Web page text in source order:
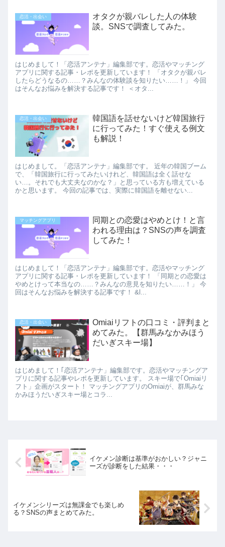
恋活・出会い
オタクが親バレした人の体験
談。SNSで調査してみた。
はじめまして！「恋活アンテナ」編集部です。恋活やマッチング
アプリに関する記事・レポを更新しています！ 「オタクが親バレ
したらどうなるの……？みんなの体験談を知りたい……！」 今回
はそんなお悩みを解決する記事です！ ＜オタ...
恋活・出会い
韓国語を話せないけど韓国旅行
に行ってみた！すぐ使える例文
も解説！
はじめまして。「恋活アンテナ」編集部です。 近年の韓国ブーム
で、「韓国旅行に行ってみたいけれど、韓国語は全く話せな
い…。それでも大丈夫なのかな？」と思っている方も増えている
かと思います。 今回の記事では、実際に韓国語を離せない...
マッチングアプリ
同期との恋愛はやめとけ！と言
われる理由は？SNSの声を調査
してみた！
はじめまして！「恋活アンテナ」編集部です。恋活やマッチング
アプリに関する記事・レポを更新しています！ 「同期との恋愛は
やめとけって本当なの……？みんなの意見を知りたい……！」 今
回はそんなお悩みを解決する記事です！ &l...
恋活・出会い
Omiaiリフトの口コミ・評判まと
めてみた。【群馬みなかみほう
だいぎスキー場】
はじめまして！｢恋活アンテナ」編集部です。恋活やマッチングア
プリに関する記事やレポを更新しています。 スキー場で｢Omiaiリ
フト」企画がスタート！ マッチングアプリのOmiaiが、群馬みな
かみほうだいぎスキー場とコラ...
イケメン診断は基準がおかしい？ジャニ
ーズが診断をした結果・・・
イケメンシリーズは無課金でも楽しめ
る？SNSの声まとめてみた。